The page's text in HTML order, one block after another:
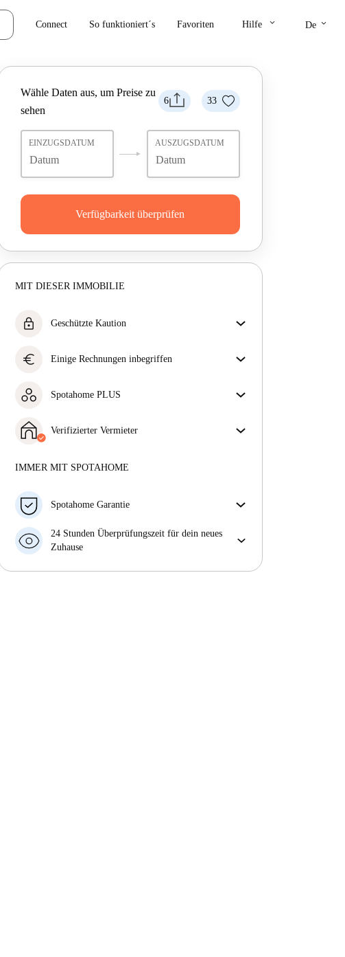
Connect So funktioniert´s Favoriten Hilfe keyboard_arrow_down De keyboard_arrow_down
6 33
Wähle Daten aus, um Preise zu
sehen
EINZUGSDATUM AUSZUGSDATUM
Verfügbarkeit überprüfen
MIT DIESER IMMOBILIE
lock Geschützte Kaution
Kaution nicht zurückzahlt, tun wir es.
euro Einige Rechnungen inbegriffen
Sieh dir die Beschreibung des Inserats an, um zu
Spotahome PLUS
indem Zugang zu höchsten Sicherheitsstandards und
zusätzlicher Unterstützung während der Mietdauer
Verifizierter Vermieter
Mehr über diesen Vermieter
IMMER MIT SPOTAHOME
Spotahome Garantie
Falls der Vermieter deine Buchung kurzfristig
storniert, werden wir dir entweder A) ein Hotel
finden oder B) den gezahlten Betrag vollständig
24 Stunden Überprüfungszeit für dein neues
Zuhause